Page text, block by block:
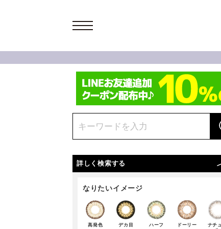
詳しく検索する
なりたいイメージ
高発色 デカ目 ハーフ ドーリー
ナチ